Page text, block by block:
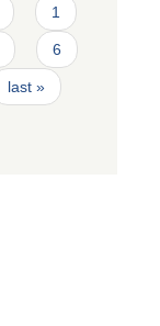
6
last »